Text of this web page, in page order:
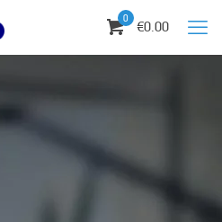
0 €0.00